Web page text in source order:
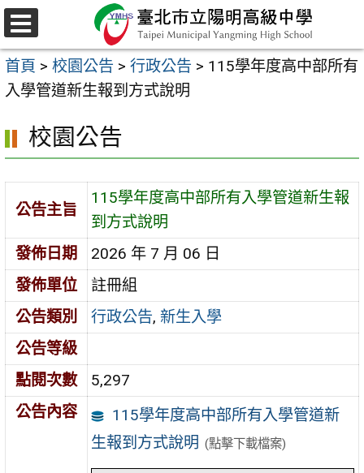
跳
至
主
要
容
區
選
單
首頁 > 校園公告 > 行政公告 > 115學年度高中部所有
入學管道新生報到方式說明
校園公告
公告主旨
115學年度高中部所有入學管道新生報
到方式說明
發佈日期
2026 年 7 月 06 日
發佈單位
註冊組
公告類別
行政公告,新生入學
公告等級
點閱次數
5,297
公告內容
115學年度高中部所有入學管道新
生報到方式說明 (點擊下載檔案)